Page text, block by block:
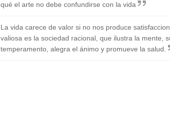
qué el arte no debe confundirse con la vida
La vida carece de valor si no nos produce
valiosa es la sociedad racional, que ilustra la mente,
temperamento, alegra el ánimo y promueve la salud.